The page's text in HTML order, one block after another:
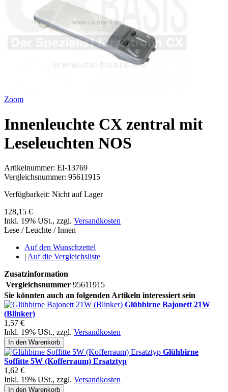
Zoom
Innenleuchte CX zentral mit
Leseleuchten NOS
Artikelnummer: EI-13769
Vergleichsnummer: 95611915
Verfügbarkeit: Nicht auf Lager
128,15 €
Inkl. 19% USt., zzgl. Versandkosten
Lese / Leuchte / Innen
Auf den Wunschzettel
| Auf die Vergleichsliste
Zusatzinformation
Vergleichsnummer 95611915
Sie könnten auch an folgenden Artikeln interessiert sein
Glühbirne Bajonett 21W
(Blinker)
1,57 €
Inkl. 19% USt., zzgl. Versandkosten
In den Warenkorb
Glühbirne
Soffitte 5W (Kofferraum) Ersatztyp
1,62 €
Inkl. 19% USt., zzgl. Versandkosten
In den Warenkorb